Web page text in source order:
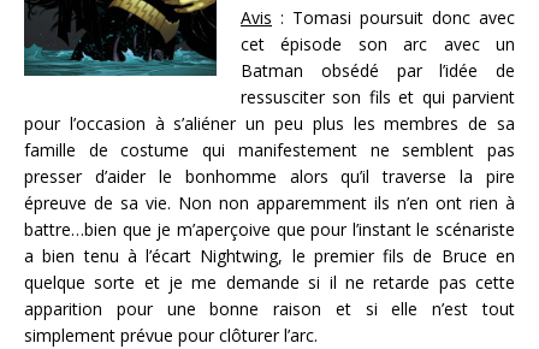
Avis : Tomasi poursuit donc avec
cet épisode son arc avec un
Batman obsédé par l’idée de
ressusciter son fils et qui parvient
pour l’occasion à s’aliéner un peu plus les membres de sa
famille de costume qui manifestement ne semblent pas
presser d’aider le bonhomme alors qu’il traverse la pire
épreuve de sa vie. Non non apparemment ils n’en ont rien à
battre…bien que je m’aperçoive que pour l’instant le scénariste
a bien tenu à l’écart Nightwing, le premier fils de Bruce en
quelque sorte et je me demande si il ne retarde pas cette
apparition pour une bonne raison et si elle n’est tout
simplement prévue pour clôturer l’arc.